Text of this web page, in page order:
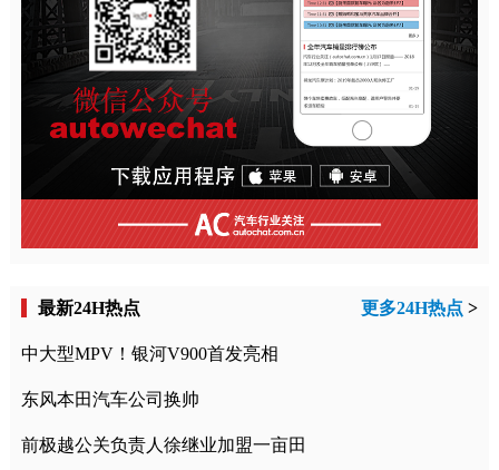
最新24H热点 更多24H热点 >
中大型MPV！银河V900首发亮相
东风本田汽车公司换帅
前极越公关负责人徐继业加盟一亩田